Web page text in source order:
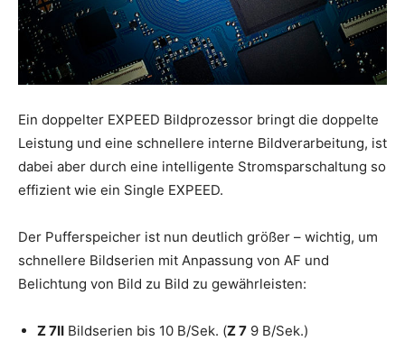
Ein doppelter EXPEED Bildprozessor bringt die doppelte
Leistung und eine schnellere interne Bildverarbeitung, ist
dabei aber durch eine intelligente Stromsparschaltung so
effizient wie ein Single EXPEED.
Der Pufferspeicher ist nun deutlich größer – wichtig, um
schnellere Bildserien mit Anpassung von AF und
Belichtung von Bild zu Bild zu gewährleisten:
Z 7II Bildserien bis 10 B/Sek. (Z 7 9 B/Sek.)